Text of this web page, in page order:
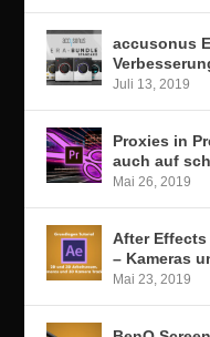
accusonus
Juli 13, 2019
Proxies in
auch auf
Mai 26, 2019
After Effects
– Kameras
Mai 23, 2019